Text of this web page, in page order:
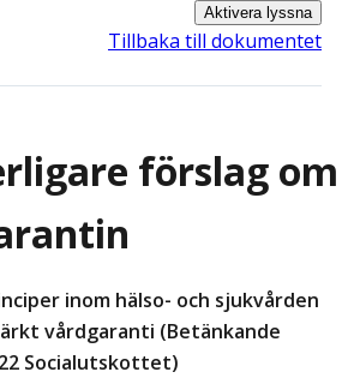
Aktivera lyssna
Tillbaka till dokumentet
förslag om
inom hälso- och sjukvården
vårdgaranti (Betänkande
Socialutskottet)